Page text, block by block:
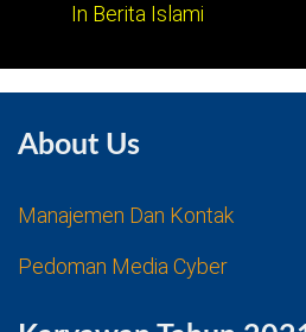
In Berita Islami
About Us
Manajemen Dan Kontak
Pedoman Media Cyber